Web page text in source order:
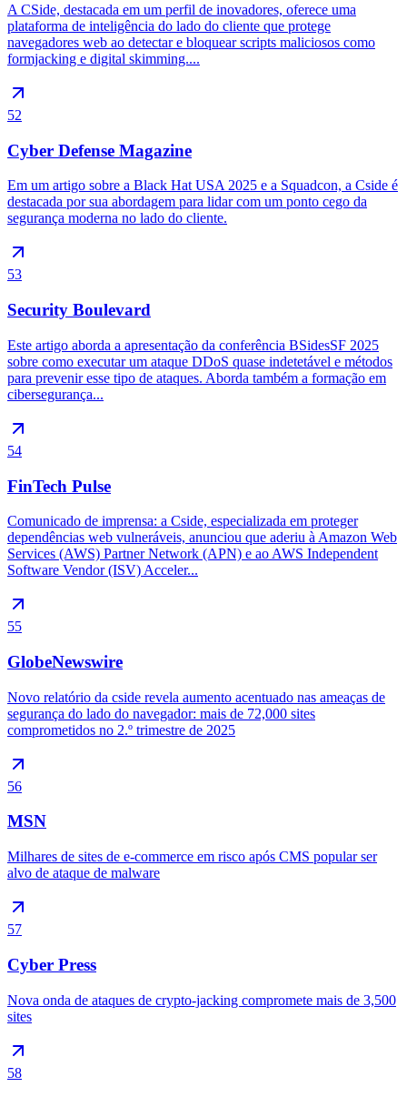
A CSide, destacada em um perfil de inovadores, oferece uma
plataforma de inteligência do lado do cliente que protege
navegadores web ao detectar e bloquear scripts maliciosos como
formjacking e digital skimming....
52
Cyber Defense Magazine
Em um artigo sobre a Black Hat USA 2025 e a Squadcon, a Cside é
destacada por sua abordagem para lidar com um ponto cego da
segurança moderna no lado do cliente.
53
Security Boulevard
Este artigo aborda a apresentação da conferência BSidesSF 2025
sobre como executar um ataque DDoS quase indetetável e métodos
para prevenir esse tipo de ataques. Aborda também a formação em
cibersegurança...
54
FinTech Pulse
Comunicado de imprensa: a Cside, especializada em proteger
dependências web vulneráveis, anunciou que aderiu à Amazon Web
Services (AWS) Partner Network (APN) e ao AWS Independent
Software Vendor (ISV) Acceler...
55
GlobeNewswire
Novo relatório da cside revela aumento acentuado nas ameaças de
segurança do lado do navegador: mais de 72,000 sites
comprometidos no 2.º trimestre de 2025
56
MSN
Milhares de sites de e-commerce em risco após CMS popular ser
alvo de ataque de malware
57
Cyber Press
Nova onda de ataques de crypto-jacking compromete mais de 3,500
sites
58